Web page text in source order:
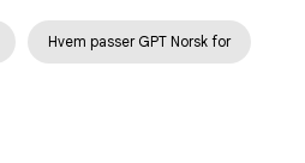
Hvem passer GPT Norsk for